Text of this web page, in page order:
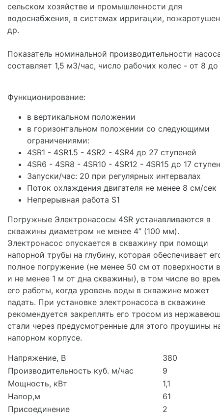
сельском хозяйстве и промышленности для
водоснабжения, в системах ирригации,
др.
Показатель номинальной производительности
составляет 1,5 м3/час, число рабочих колес - от 8 до
Функционирование:
в вертикальном положении
в горизонтальном положении со следующими
ограничениями:
4SR1 - 4SR1.5 - 4SR2 - 4SR4 до 27 ступеней
4SR6 - 4SR8 - 4SR10 - 4SR12 - 4SR15 до 17
Запуски/час: 20 при регулярных интервалах
Поток охлаждения двигателя не менее 8 см/сек
Непрерывная работа S1
Погружные Электронасосы 4SR устанавливаются в
скважины диаметром не менее 4’’ (100 мм).
Электронасос опускается в скважину при помощи
напорной трубы на глубину, которая обеспечивает
полное погружение (не менее 50 см от поверхности
и не менее 1 м от дна скважины), в том числе во
его работы, когда уровень воды в скважине может
падать. При установке электронасоса в скважине
рекомендуется закреплять его тросом из
стали через предусмотренные для этого проушины
напорном корпусе.
Напряжение, В
380
Производительность куб. м/час
9
Мощность, кВт
1,1
Напор,м
61
Присоединение
2